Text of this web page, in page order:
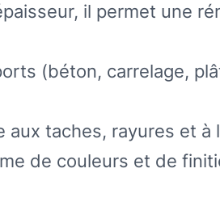
il permet une
(béton, carrelage,
taches, rayures et à
de couleurs et de